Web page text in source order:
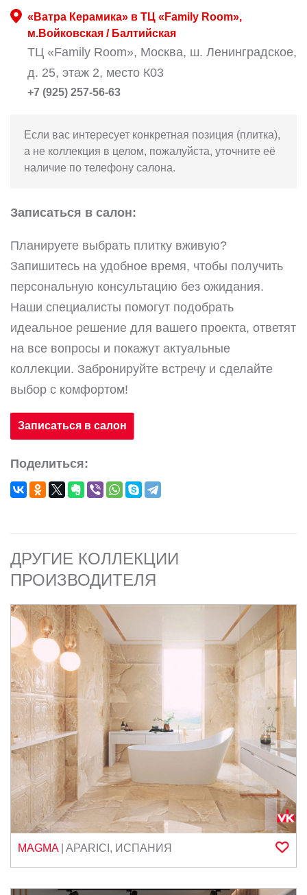
«Ватра Керамика» в ТЦ «Family Room»,
м.Войковская / Балтийская
ТЦ «Family Room», Москва, ш. Ленинградское,
д. 25, этаж 2, место К03
+7 (925) 257-56-63
Если вас интересует конкретная позиция (плитка),
а не коллекция в целом, пожалуйста, уточните её
наличие по телефону салона.
Записаться в салон:
Планируете выбрать плитку вживую?
Запишитесь на удобное время, чтобы получить
персональную консультацию без ожидания.
Наши специалисты помогут подобрать
идеальное решение для вашего проекта, ответят
на все вопросы и покажут актуальные
коллекции. Забронируйте встречу и сделайте
выбор с комфортом!
Записаться в салон
Поделиться:
ДРУГИЕ КОЛЛЕКЦИИ
ПРОИЗВОДИТЕЛЯ
MAGMA| APARICI , ИСПАНИЯ